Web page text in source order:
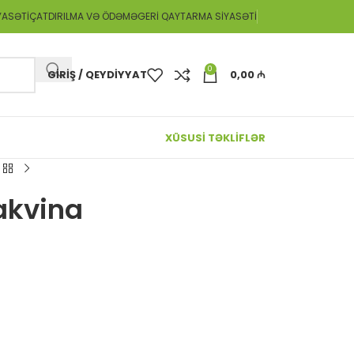
ÇATDIRILMA VƏ ÖDƏMƏGERI QAYTARMA SIYASƏTI
GIRIŞ / QEYDIYYAT 0 0,00₼
XÜSUSİ TƏKLİFLƏR